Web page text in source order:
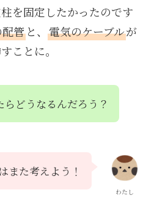
を固定したかったのです
管と、 電気のケーブルが
ことに。
らどうなるんだろう？
わたし
また考えよう！